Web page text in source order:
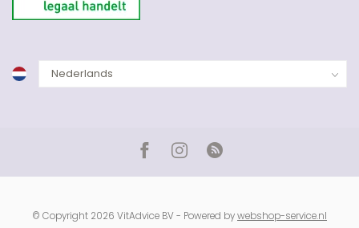
© Copyright 2026 VitAdvice BV - Powered bywebshop-service.nl